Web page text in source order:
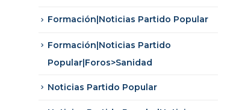
Formación|Noticias Partido Popular
Formación|Noticias Partido
Popular|Foros>Sanidad
Noticias Partido Popular